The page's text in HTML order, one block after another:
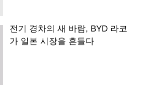
전기 경차의 새 바람, BYD 라코
가 일본 시장을 흔들다